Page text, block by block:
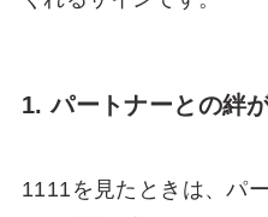
1. パートナーとの絆
1111を見たときは、パ